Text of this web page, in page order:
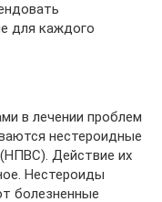
для каждого
в лечении проблем
нестероидные
Действие их
Нестероиды
болезненные